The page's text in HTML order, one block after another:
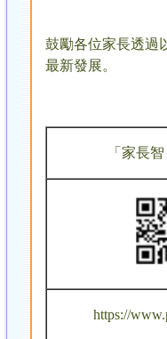
鼓勵各位家長透過
最新發展。
「家長
https://